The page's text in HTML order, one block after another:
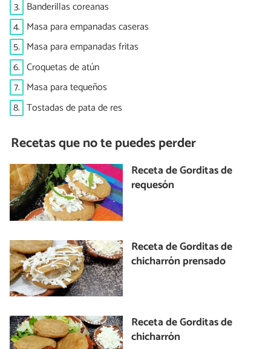
3. Banderillas coreanas
4. Masa para empanadas caseras
5. Masa para empanadas fritas
6. Croquetas de atún
7. Masa para tequeños
8. Tostadas de pata de res
Recetas que no te puedes perder
Receta de Gorditas de
requesón
Receta de Gorditas de
chicharrón prensado
Receta de Gorditas de
chicharrón